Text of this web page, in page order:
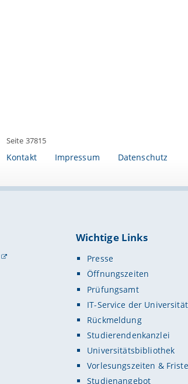
Seite 37815
Kontakt Impressum Datenschutz
Wichtige Links
Presse
Öffnungszeiten
Prüfungsamt
IT-Service der Universität
Rückmeldung
Studierendenkanzlei
Universitätsbibliothek
Vorlesungszeiten &
Studienangebot